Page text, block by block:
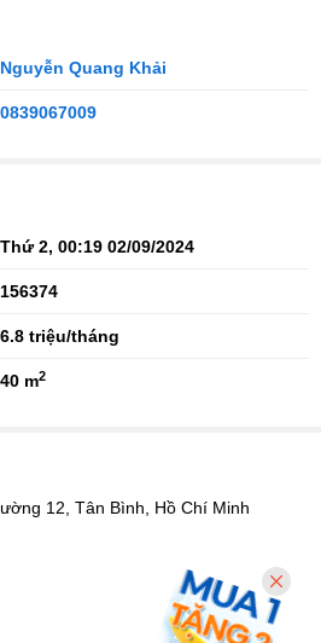
Nguyễn Quang Khải
0839067009
Thứ 2, 00:19 02/09/2024
156374
6.8 triệu/tháng
40 m2
12, Tân Bình, Hồ Chí Minh